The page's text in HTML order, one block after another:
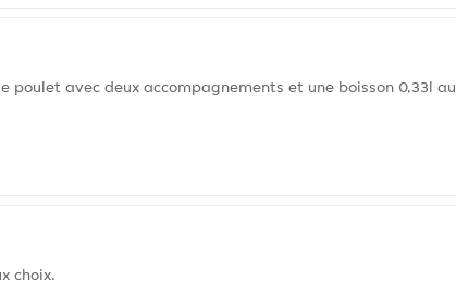
poulet avec deux accompagnements et une boisson 0,33l au
choix.